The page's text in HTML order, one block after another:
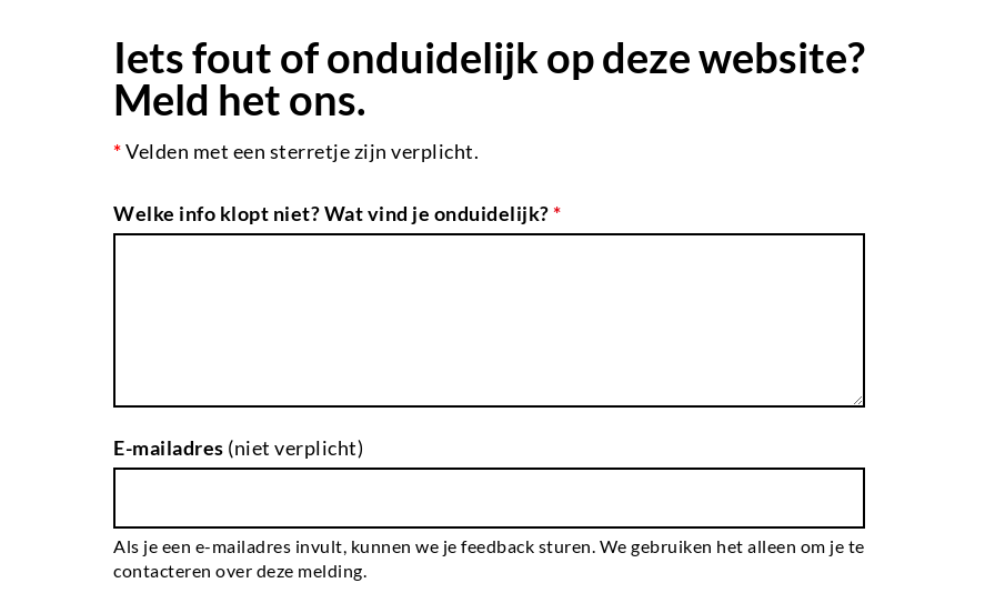
Iets fout of onduidelijk op deze website?
Meld het ons.
*Velden met een sterretje zijn verplicht.
Welke info klopt niet? Wat vind je onduidelijk?*
E-mailadres (niet verplicht)
Als je een e-mailadres invult, kunnen we je feedback sturen. We gebruiken het alleen om je te
contacteren over deze melding.